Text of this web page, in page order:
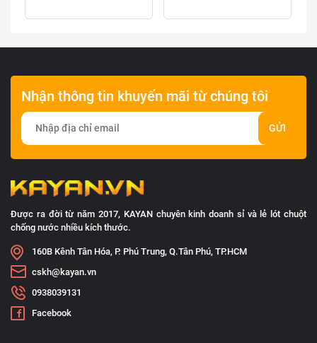
Nhận thông tin khuyến mãi từ chúng tôi
GỬI
Được ra đời từ năm 2017, KAYAN chuyên kinh doanh sỉ và lẻ lót chuột
chống nước nhiều kích thước.
160B Kênh Tân Hóa, P. Phú Trung, Q.Tân Phú, TP.HCM
cskh@kayan.vn
0938039131
Facebook